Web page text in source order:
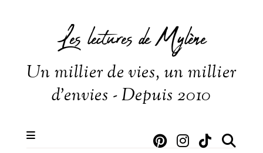
Les lectures de Mylène
Un millier de vies, un millier
d'envies - Depuis 2010